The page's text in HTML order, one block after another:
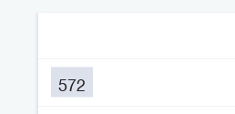
572